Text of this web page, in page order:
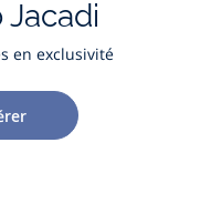
Jacadi
en exclusivité